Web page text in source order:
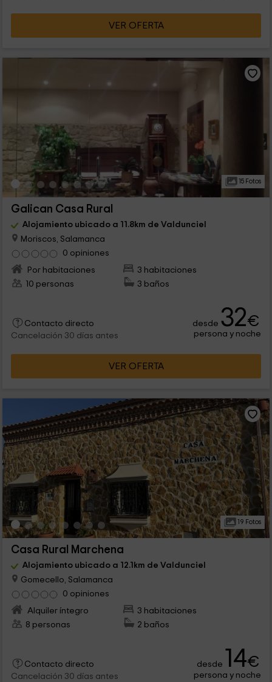
VER OFERTA
15 Fotos
Galican Casa Rural
Alojamiento ubicado a 11.8km de Valdunciel
Moriscos, Salamanca
0 opiniones
Por habitaciones
3 habitaciones
10 personas
3 baños
Contacto directo
Cancelación 30 días antes
desde 32€
persona y noche
VER OFERTA
19 Fotos
Casa Rural Marchena
Alojamiento ubicado a 12.1km de Valdunciel
Gomecello, Salamanca
0 opiniones
Alquiler íntegro
3 habitaciones
8 personas
2 baños
Contacto directo
Cancelación 30 días antes
desde 14€
persona y noche